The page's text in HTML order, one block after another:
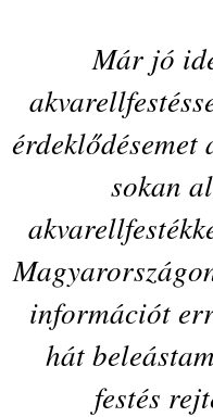
Már jó
érdeklődésemet
sokan
információt
hát
festés